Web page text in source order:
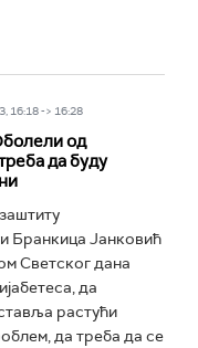
16:18 -> 16:28
од
да буду
Бранкица Јанковић
Светског дана
да
растући
да треба да се